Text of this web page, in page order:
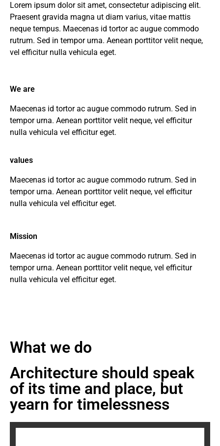
Lorem ipsum dolor sit amet, consectetur adipiscing elit.
Praesent gravida magna ut diam varius, vitae mattis
neque tempus. Maecenas id tortor ac augue commodo
rutrum. Sed in tempor urna. Aenean porttitor velit neque,
vel efficitur nulla vehicula eget.
We are
Maecenas id tortor ac augue commodo rutrum. Sed in
tempor urna. Aenean porttitor velit neque, vel efficitur
nulla vehicula vel efficitur eget.
values
Maecenas id tortor ac augue commodo rutrum. Sed in
tempor urna. Aenean porttitor velit neque, vel efficitur
nulla vehicula vel efficitur eget.
Mission
Maecenas id tortor ac augue commodo rutrum. Sed in
tempor urna. Aenean porttitor velit neque, vel efficitur
nulla vehicula vel efficitur eget.
What we do
Architecture should speak
of its time and place, but
yearn for timelessness